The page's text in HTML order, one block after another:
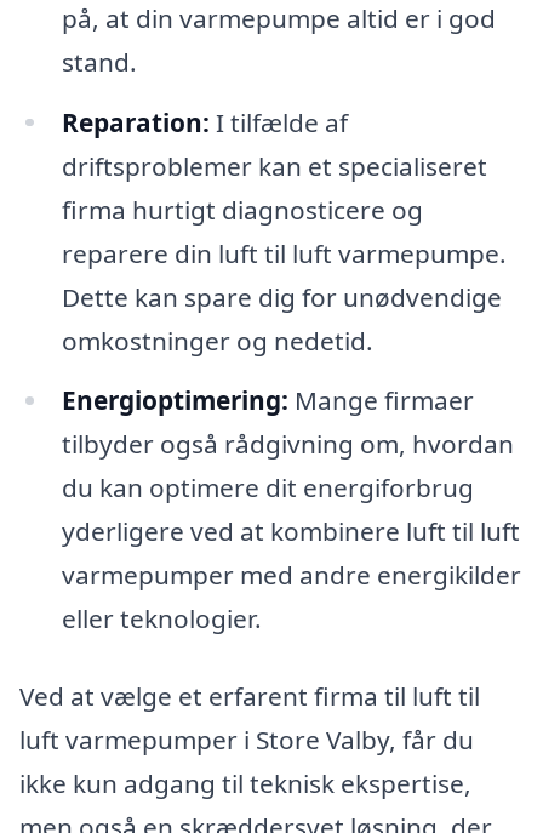
på, at din varmepumpe altid er i god
stand.
Reparation: I tilfælde af
driftsproblemer kan et specialiseret
firma hurtigt diagnosticere og
reparere din luft til luft varmepumpe.
Dette kan spare dig for unødvendige
omkostninger og nedetid.
Energioptimering: Mange firmaer
tilbyder også rådgivning om, hvordan
du kan optimere dit energiforbrug
yderligere ved at kombinere luft til luft
varmepumper med andre energikilder
eller teknologier.
Ved at vælge et erfarent firma til luft til
luft varmepumper i Store Valby, får du
ikke kun adgang til teknisk ekspertise,